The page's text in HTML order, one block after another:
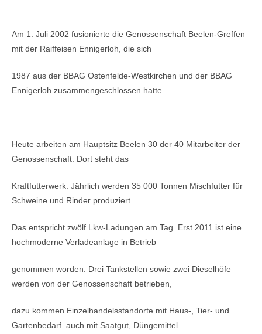
Am 1. Juli 2002 fusionierte die Genossenschaft Beelen-Greffen
mit der Raiffeisen Ennigerloh, die sich
1987 aus der BBAG Ostenfelde-Westkirchen und der BBAG
Ennigerloh zusammengeschlossen hatte.
Heute arbeiten am Hauptsitz Beelen 30 der 40 Mitarbeiter der
Genossenschaft. Dort steht das
Kraftfutterwerk. Jährlich werden 35 000 Tonnen Mischfutter für
Schweine und Rinder produziert.
Das entspricht zwölf Lkw-Ladungen am Tag. Erst 2011 ist eine
hochmoderne Verladeanlage in Betrieb
genommen worden. Drei Tankstellen sowie zwei Dieselhöfe
werden von der Genossenschaft betrieben,
dazu kommen Einzelhandelsstandorte mit Haus-, Tier- und
Gartenbedarf. auch mit Saatgut, Düngemittel